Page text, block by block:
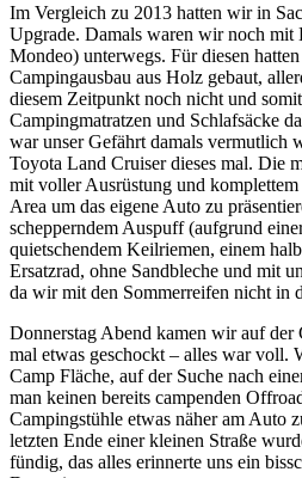
Im Vergleich zu 2013 hatten wir in
Upgrade. Damals waren wir noch mit
Mondeo) unterwegs. Für diesen
Campingausbau aus Holz gebaut,
diesem Zeitpunkt noch nicht und
Campingmatratzen und Schlafsäcke
war unser Gefährt damals vermutlich
Toyota Land Cruiser dieses mal. Die
mit voller Ausrüstung und
Area um das eigene Auto zu
schepperndem Auspuff (aufgrund
quietschendem Keilriemen, einem
Ersatzrad, ohne Sandbleche und mit
da wir mit den Sommerreifen nicht in
Donnerstag Abend kamen wir auf der
mal etwas geschockt – alles war voll.
Camp Fläche, auf der Suche nach
man keinen bereits campenden
Campingstühle etwas näher am Auto
letzten Ende einer kleinen Straße
fündig, das alles erinnerte uns ein